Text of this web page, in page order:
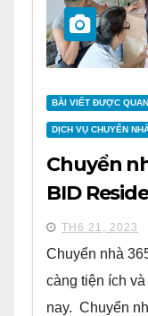
BÀI VIẾT ĐƯỢC
DỊCH VỤ CHUYỂN
Chuyển
BID
TH6 21, 2023
Chuyển nhà
càng tiện ích
nay. Chuyển